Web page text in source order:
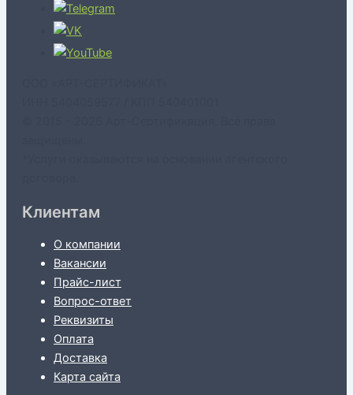
Клиентам
О компании
Вакансии
Прайс-лист
Вопрос-ответ
Реквизиты
Оплата
Доставка
Карта сайта